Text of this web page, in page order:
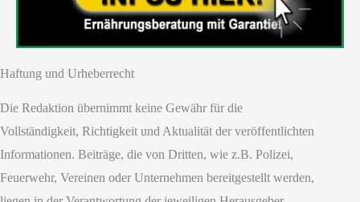
Haftung und Urheberrecht
Die Redaktion übernimmt keine Gewähr für die
Vollständigkeit, Richtigkeit und Aktualität der veröffentlichten
Informationen. Beiträge, die von Dritten, wie z.B. Polizei,
Feuerwehr, Vereinen oder Unternehmen bereitgestellt werden,